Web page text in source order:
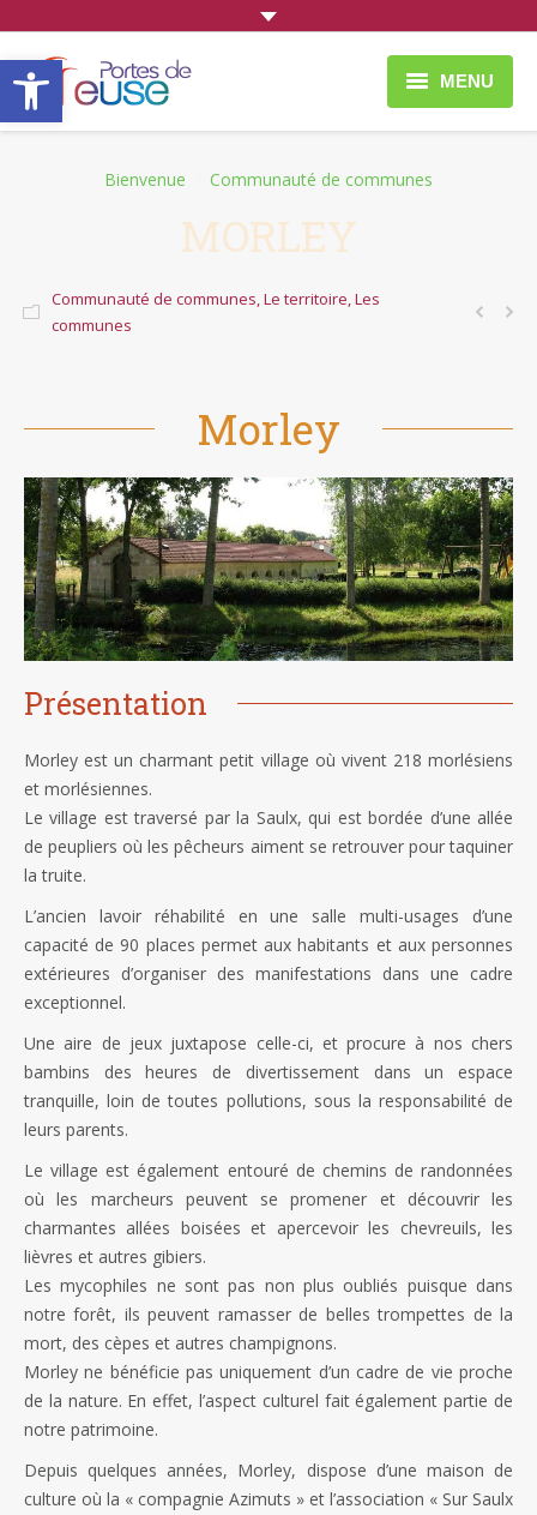
Ouvrir la barre d’outils MENU
Entreprendre
Portes de Meuse
You are here:Bienvenue Communauté de communes
MORLEY
Communauté de communes,Le territoire,Les
communes
Morley
Présentation
Morley est un charmant petit village où vivent 218 morlésiens
et morlésiennes.
Le village est traversé par la Saulx, qui est bordée d’une allée
de peupliers où les pêcheurs aiment se retrouver pour taquiner
la truite.
L’ancien lavoir réhabilité en une salle multi-usages d’une
capacité de 90 places permet aux habitants et aux personnes
extérieures d’organiser des manifestations dans une cadre
exceptionnel.
Une aire de jeux juxtapose celle-ci, et procure à nos chers
bambins des heures de divertissement dans un espace
tranquille, loin de toutes pollutions, sous la responsabilité de
leurs parents.
Le village est également entouré de chemins de randonnées
où les marcheurs peuvent se promener et découvrir les
charmantes allées boisées et apercevoir les chevreuils, les
lièvres et autres gibiers.
Les mycophiles ne sont pas non plus oubliés puisque dans
notre forêt, ils peuvent ramasser de belles trompettes de la
mort, des cèpes et autres champignons.
Morley ne bénéficie pas uniquement d’un cadre de vie proche
de la nature. En effet, l’aspect culturel fait également partie de
notre patrimoine.
Depuis quelques années, Morley, dispose d’une maison de
culture où la « compagnie Azimuts » et l’association « Sur Saulx